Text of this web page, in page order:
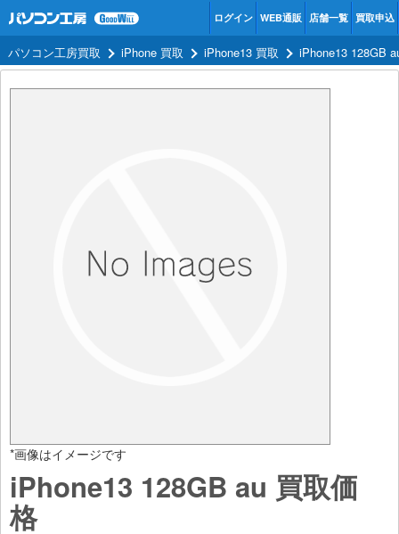
ログイン WEB通販 店舗一覧 買取申込
パソコン工房買取 iPhone 買取 iPhone13 買取 iPhone13 128GB
*画像はイメージです
iPhone13 128GB au 買取価
格